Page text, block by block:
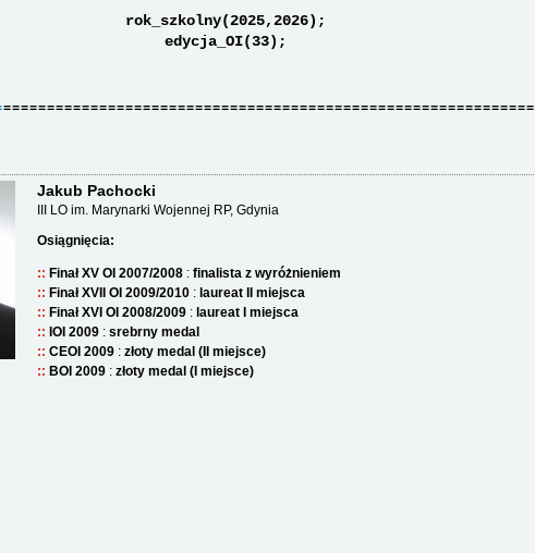
rok_szkolny(2025,2026);
edycja_OI(33);
Jakub Pachocki
III LO im. Marynarki Wojennej RP, Gdynia
Osiągnięcia:
Finał XV OI 2007/2008 : finalista z wyróżnieniem
Finał XVII OI 2009/2010 : laureat II miejsca
Finał XVI OI 2008/2009 : laureat I miejsca
IOI 2009 : srebrny medal
CEOI 2009 : złoty medal (II miejsce)
BOI 2009 : złoty medal (I miejsce)